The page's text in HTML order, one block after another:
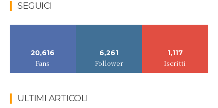
SEGUICI
20,616
Fans
6,261
Follower
1,117
Iscritti
ULTIMI ARTICOLI